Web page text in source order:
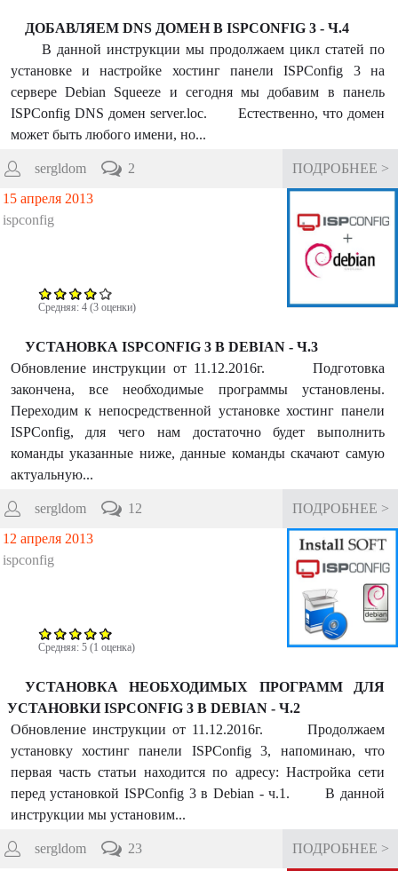
ДОБАВЛЯЕМ DNS ДОМЕН В ISPCONFIG 3 - Ч.4
В данной инструкции мы продолжаем цикл статей по
установке и настройке хостинг панели ISPConfig 3 на
сервере Debian Squeeze и сегодня мы добавим в панель
ISPConfig DNS домен server.loc. Естественно, что домен
может быть любого имени, но...
sergldom ПОДРОБНЕЕ >
2
15 апреля 2013
ispconfig
Средняя: 4 (3 оценки)
УСТАНОВКА ISPCONFIG 3 В DEBIAN - Ч.3
Обновление инструкции от 11.12.2016г. Подготовка
закончена, все необходимые программы установлены.
Переходим к непосредственной установке хостинг панели
ISPConfig, для чего нам достаточно будет выполнить
команды указанные ниже, данные команды скачают самую
актуальную...
sergldom ПОДРОБНЕЕ >
12
12 апреля 2013
ispconfig
Средняя: 5 (1 оценка)
УСТАНОВКА НЕОБХОДИМЫХ ПРОГРАММ ДЛЯ
УСТАНОВКИ ISPCONFIG 3 В DEBIAN - Ч.2
Обновление инструкции от 11.12.2016г. Продолжаем
установку хостинг панели ISPConfig 3, напоминаю, что
первая часть статьи находится по адресу: Настройка сети
перед установкой ISPConfig 3 в Debian - ч.1. В данной
инструкции мы установим...
sergldom ПОДРОБНЕЕ >
23